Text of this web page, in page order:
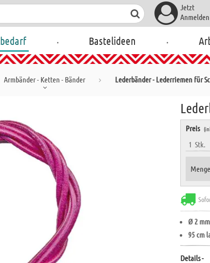
Jetzt
Anmelden
. Bastelideen .
Armbänder - Ketten - Bänder Lederbänder - Lederriemen für
Preis
1Stk.
Menge
Ø 2 mm
95 cm
Details -